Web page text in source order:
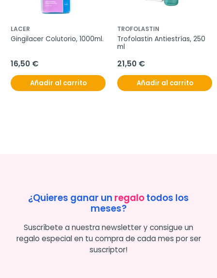
LACER
Gingilacer Colutorio, 1000ml.
16,50 €
Añadir al carrito
TROFOLASTIN
Trofolastin Antiestrías, 250
ml
21,50 €
Añadir al carrito
¿Quieres ganar un regalotodos los
meses?
Suscríbete a nuestra newsletter y consigue un
regalo especial en tu compra de cada mes por ser
suscriptor!